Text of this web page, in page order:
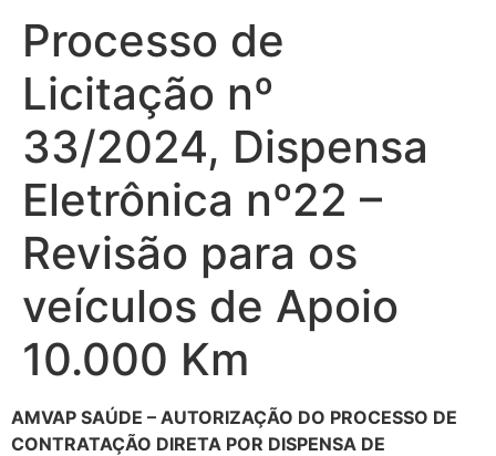
Processo de
Licitação nº
33/2024, Dispensa
Eletrônica nº22 –
Revisão para os
veículos de Apoio
10.000 Km
AMVAP SAÚDE – AUTORIZAÇÃO DO PROCESSO DE
CONTRATAÇÃO DIRETA POR DISPENSA DE